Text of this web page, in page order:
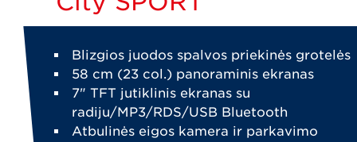
Blizgios juodos spalvos priekinės grotelės
58 cm (23 col.) panoraminis ekranas
7" TFT jutiklinis ekranas su
radiju/MP3/RDS/USB Bluetooth
Atbulinės eigos kamera ir parkavimo